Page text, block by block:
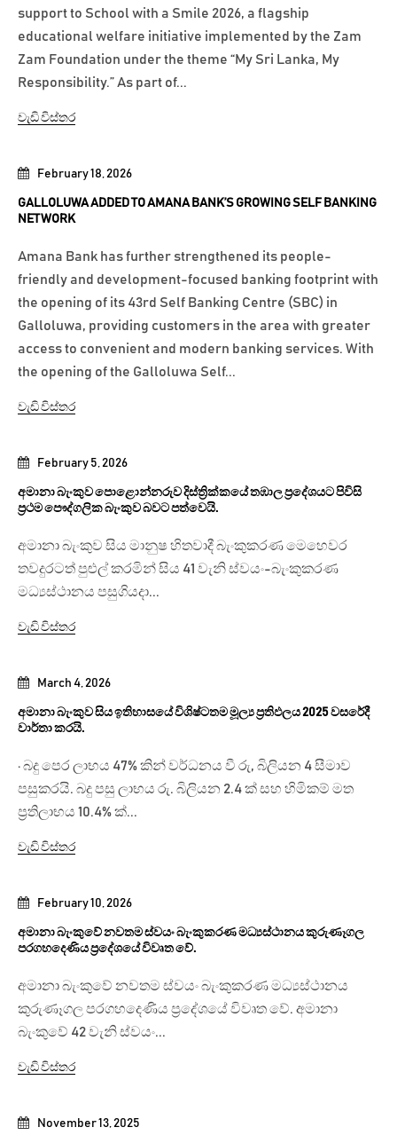
November 13, 2025
February 10, 2026
අමානා බැංකුවේ නවතම ස්වයං බැංකුකරණ මධ්‍යස්ථානය කුරුණෑගල
පරගහදෙණිය ප්‍රදේශයේ විවෘත වේ.
අමානා බැංකුවේ නවතම ස්වයං බැංකුකරණ මධ්‍යස්ථානය
කුරුණෑගල පරගහදෙණිය ප්‍රදේශයේ විවෘත වේ. අමානා
බැංකුවේ 42 වැනි ස්වයං...
වැඩි විස්තර
March 4, 2026
අමානා බැංකුව සිය ඉතිහාසයේ විශිෂ්ටතම මූල්‍ය ප්‍රතිඵලය 2025 වසරේදී
වාර්තා කරයි.
· බදු පෙර ලාභය 47% කින් වර්ධනය වී රු, බිලියන 4 සීමාව
පසුකරයි. බදු පසු ලාභය රු. බිලියන 2.4 ක් සහ හිමිකම් මත
ප්‍රතිලාභය 10.4% ක්...
වැඩි විස්තර
February 5, 2026
අමානා බැංකුව පොළොන්නරුව දිස්ත්‍රික්කයේ තඹාල ප්‍රදේශයට පිවිසි
ප්‍රථම පෞද්ගලික බැංකුව බවට පත්වෙයි.
අමානා බැංකුව සිය මානුෂ හිතවාදී බැංකුකරණ මෙහෙවර
තවදුරටත් පුළුල් කරමින් සිය 41 වැනි ස්වයං-බැංකුකරණ
මධ්‍යස්ථානය පසුගියදා...
වැඩි විස්තර
February 18, 2026
GALLOLUWA ADDED TO AMANA BANK’S GROWING SELF BANKING
NETWORK
Amana Bank has further strengthened its people-
friendly and development-focused banking footprint with
the opening of its 43rd Self Banking Centre (SBC) in
Galloluwa, providing customers in the area with greater
access to convenient and modern banking services. With
the opening of the Galloluwa Self...
වැඩි විස්තර
support to School with a Smile 2026, a flagship
educational welfare initiative implemented by the Zam
Zam Foundation under the theme “My Sri Lanka, My
Responsibility.” As part of...
වැඩි විස්තර